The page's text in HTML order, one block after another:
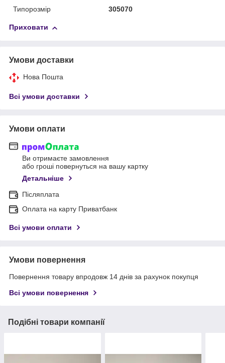
Типорозмір
305070
Приховати
Умови доставки
Нова Пошта
Всі умови доставки
Умови оплати
Ви отримаєте замовлення
або гроші повернуться на вашу картку
Детальніше
Післяплата
Оплата на карту Приватбанк
Всі умови оплати
Умови повернення
Повернення товару впродовж 14 днів за рахунок покупця
Всі умови повернення
Подібні товари компанії